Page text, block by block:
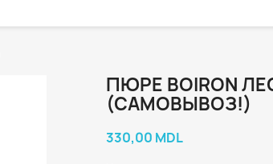
ПЮРЕ BOIRON
(САМОВЫВОЗ!)
330,00 MDL